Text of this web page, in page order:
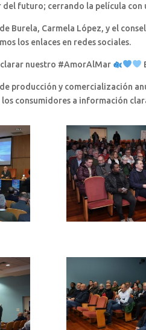
futuro; cerrando la película con
Burela, Carmela López, y el
los enlaces en redes sociales.
nuestro #AmorAlMar
producción y comercialización
consumidores a información